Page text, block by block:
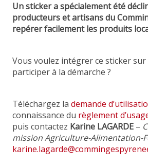
Un sticker a spécialement été
producteurs et artisans du
repérer facilement les produits
Vous voulez intégrer ce sticker
participer à la démarche ?
Téléchargez la demande
connaissance du règlement
puis contactez Karine LAGARDE –
mission Agriculture-Alimentation-